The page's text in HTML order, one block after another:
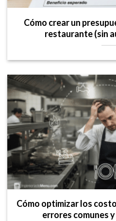
Cómo crear un
restaurante (sin
Cómo optimizar los
errores comunes